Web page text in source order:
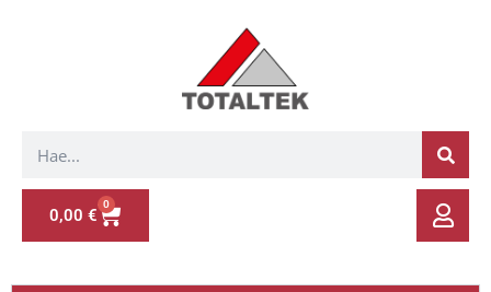
0,00 €
0